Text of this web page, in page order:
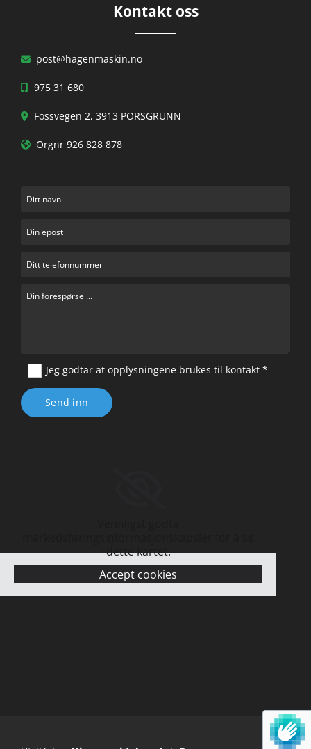
Kontakt oss
 post@hagenmaskin.no
 975 31 680
 Fossvegen 2, 3913 PORSGRUNN
 Orgnr 926 828 878
Jeg godtar at opplysningene brukes til kontakt *
dette kartet.
Accept cookies